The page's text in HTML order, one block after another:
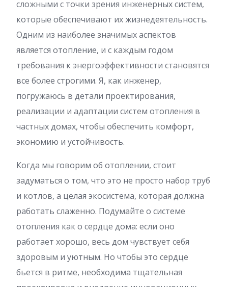
сложными с точки зрения инженерных систем,
которые обеспечивают их жизнедеятельность.
Одним из наиболее значимых аспектов
является отопление, и с каждым годом
требования к энергоэффективности становятся
все более строгими. Я, как инженер,
погружаюсь в детали проектирования,
реализации и адаптации систем отопления в
частных домах, чтобы обеспечить комфорт,
экономию и устойчивость.
Когда мы говорим об отоплении, стоит
задуматься о том, что это не просто набор труб
и котлов, а целая экосистема, которая должна
работать слаженно. Подумайте о системе
отопления как о сердце дома: если оно
работает хорошо, весь дом чувствует себя
здоровым и уютным. Но чтобы это сердце
бьется в ритме, необходима тщательная